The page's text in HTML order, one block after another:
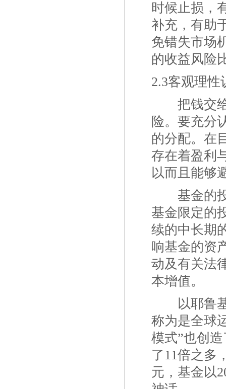
时候止损，
补充，有助
免错失市场
的收益风险
2.3客观理性
把钱交
险。要充分
的分配。在
存在着盈利
以而且能够
基金的
基金限定的
续的中长期
响基金的资
动及有关法
本增值。
以耶鲁
称为是全球
模式”也创
了11倍之多
元，基金以